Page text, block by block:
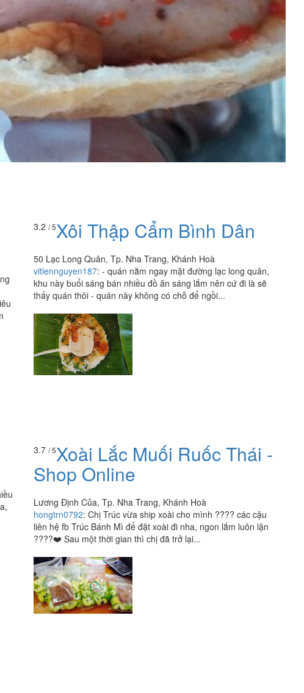
3.2 / 5Xôi Thập Cẩm Bình Dân
50 Lạc Long Quân, Tp. Nha Trang, Khánh Hoà
vitiennguyen187: - quán nằm ngay mặt đường lạc long quân,
khu này buổi sáng bán nhiều đồ ăn sáng lắm nên cứ đi là sẽ
thấy quán thôi - quán này không có chỗ để ngồi...
3.7 / 5Xoài Lắc Muối Ruốc Thái -
Shop Online
Lương Định Của, Tp. Nha Trang, Khánh Hoà
hongtrn0792: Chị Trúc vừa ship xoài cho mình ???? các cậu
liên hệ fb Trúc Bánh Mì để đặt xoài đi nha, ngon lắm luôn lận
????❤️ Sau một thời gian thì chị đã trở lại...